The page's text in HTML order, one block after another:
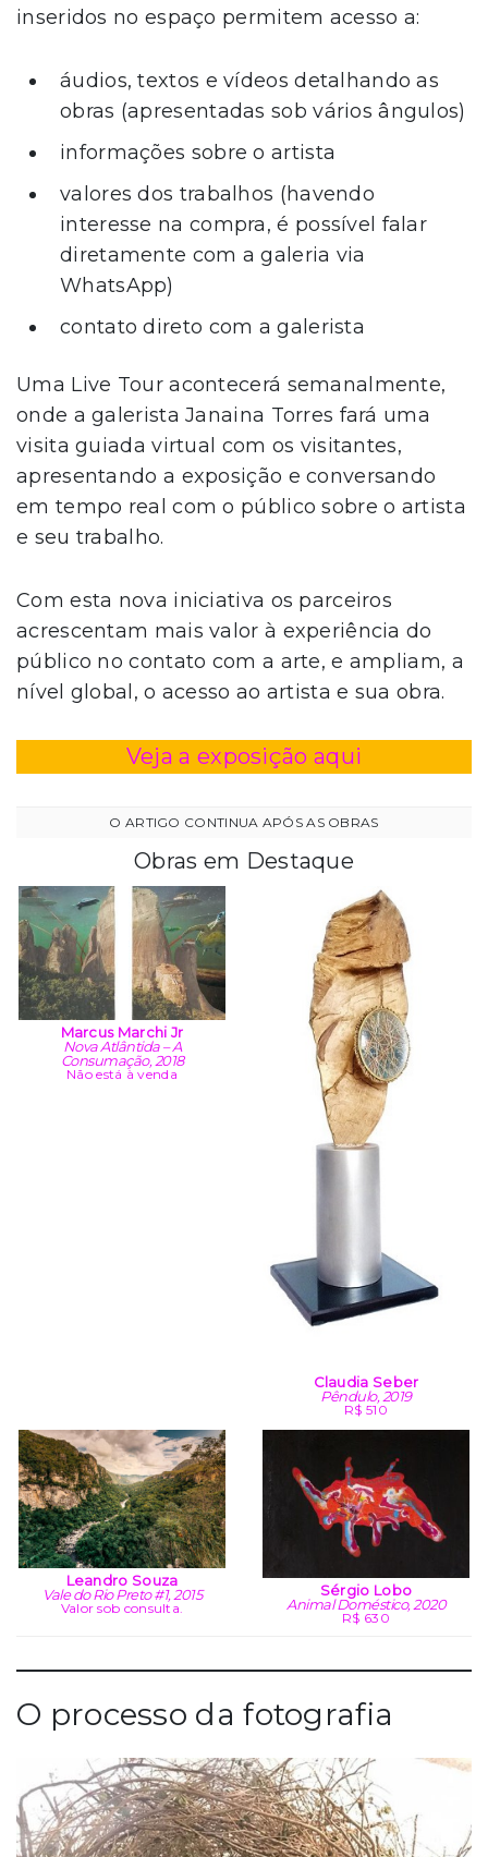
inseridos no espaço permitem acesso a:
áudios, textos e vídeos detalhando as
obras (apresentadas sob vários ângulos)
informações sobre o artista
valores dos trabalhos (havendo
interesse na compra, é possível falar
diretamente com a galeria via
WhatsApp)
contato direto com a galerista
Uma Live Tour acontecerá semanalmente,
onde a galerista Janaina Torres fará uma
visita guiada virtual com os visitantes,
apresentando a exposição e conversando
em tempo real com o público sobre o artista
e seu trabalho.
Com esta nova iniciativa os parceiros
acrescentam mais valor à experiência do
público no contato com a arte, e ampliam, a
nível global, o acesso ao artista e sua obra.
Veja a exposição aqui
Obras em Destaque
Marcus Marchi Jr
Nova Atlântida – A
Consumação, 2018
Não está à venda
Claudia Seber
Pêndulo, 2019
R$ 510
Leandro Souza
Vale do Rio Preto #1, 2015
Valor sob consulta.
Sérgio Lobo
Animal Doméstico, 2020
R$ 630
O processo da fotografia